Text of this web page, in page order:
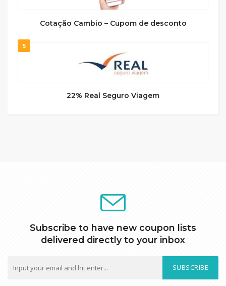
Cotação Cambio – Cupom de desconto
5
22% Real Seguro Viagem
Subscribe to have new coupon lists
delivered directly to your inbox
SUBSCRIBE